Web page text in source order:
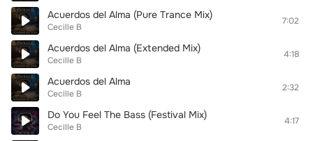
Acuerdos del Alma (Pure Trance Mix)
Cecille B
7:02
Acuerdos del Alma (Extended Mix)
Cecille B
4:18
Acuerdos del Alma
Cecille B
2:32
Do You Feel The Bass (Festival Mix)
Cecille B
4:17